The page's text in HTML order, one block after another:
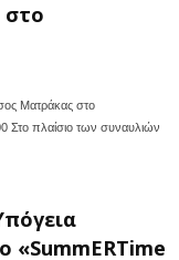
στο
Ματράκας στο
Στο πλαίσιο των συναυλιών
«SummERTime